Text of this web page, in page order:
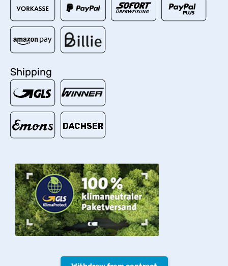
Shipping